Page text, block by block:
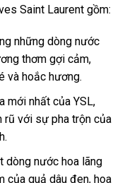
Saint Laurent gồm:
những dòng nước
thơm gợi cảm,
và hoắc hương.
mới nhất của YSL,
rũ với sự pha trộn của
nước hoa lãng
của quả dâu đen, hoa